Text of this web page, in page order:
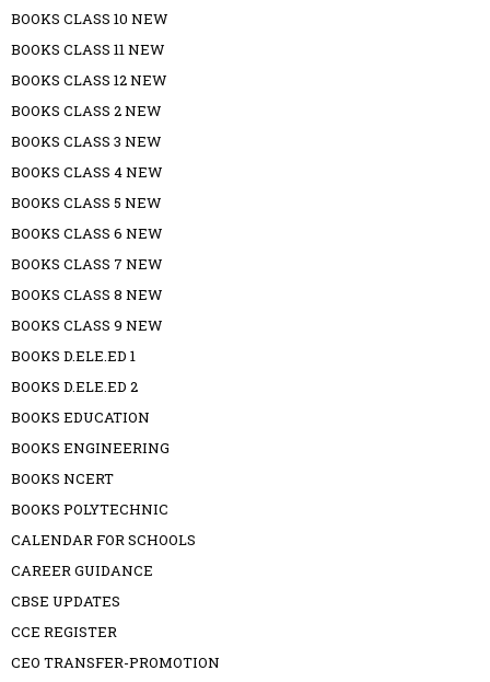
BOOKS CLASS 10 NEW
BOOKS CLASS 11 NEW
BOOKS CLASS 12 NEW
BOOKS CLASS 2 NEW
BOOKS CLASS 3 NEW
BOOKS CLASS 4 NEW
BOOKS CLASS 5 NEW
BOOKS CLASS 6 NEW
BOOKS CLASS 7 NEW
BOOKS CLASS 8 NEW
BOOKS CLASS 9 NEW
BOOKS D.ELE.ED 1
BOOKS D.ELE.ED 2
BOOKS EDUCATION
BOOKS ENGINEERING
BOOKS NCERT
BOOKS POLYTECHNIC
CALENDAR FOR SCHOOLS
CAREER GUIDANCE
CBSE UPDATES
CCE REGISTER
CEO TRANSFER-PROMOTION